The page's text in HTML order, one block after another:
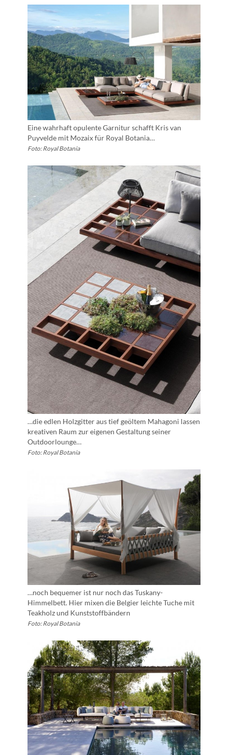
Eine wahrhaft opulente Garnitur schafft Kris van
Puyvelde mit Mozaix für Royal Botania…
Foto: Royal Botania
…die edlen Holzgitter aus tief geöltem Mahagoni lassen
kreativen Raum zur eigenen Gestaltung seiner
Outdoorlounge…
Foto: Royal Botania
…noch bequemer ist nur noch das Tuskany-
Himmelbett. Hier mixen die Belgier leichte Tuche mit
Teakholz und Kunststoffbändern
Foto: Royal Botania